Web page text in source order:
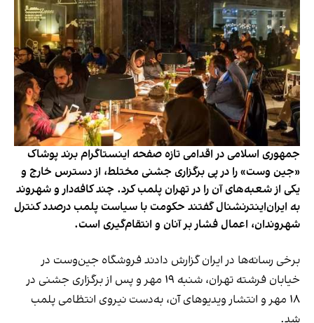
جمهوری اسلامی در اقدامی تازه صفحه اینستاگرام برند پوشاک
«جین وست» را در پی برگزاری جشنی مختلط، از دسترس خارج و
یکی از شعبه‌های آن را در تهران پلمب کرد. چند کافه‌‌دار و شهروند
به ایران‌اینترنشنال گفتند حکومت با سیاست پلمب درصدد کنترل
شهروندان، اعمال فشار بر آنان و انتقام‌گیری است.
برخی رسانه‌ها در ایران گزارش دادند فروشگاه جین‌وست در
خیابان فرشته تهران، شنبه ۱۹ مهر و پس از برگزاری جشنی در
۱۸ مهر و انتشار ویدیوهای آن، به‌دست نیروی انتظامی پلمب